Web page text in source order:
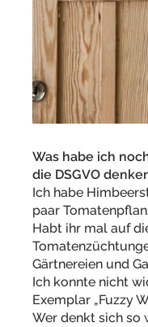
Was habe ich
die DSGVO
Ich habe
paar
Habt ihr mal auf
Gärtnereien und
Ich konnte nicht
Exemplar „Fuzzy
Wer denkt sich so